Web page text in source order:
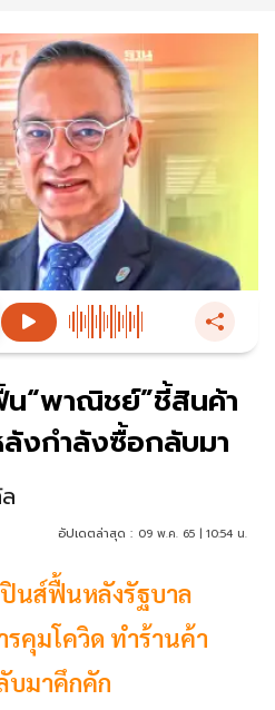
“พาณิชย์”ชี้สินค้า
งกำลังซื้อกลับมา
อัปเดตล่าสุด : 09 พ.ค. 65 | 10:54 น.
นส์ฟื้นหลังรัฐบาล
คุมโควิด ทำร้านค้า
บมาคึกคัก